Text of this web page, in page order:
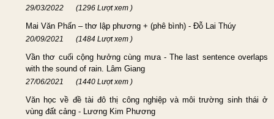
29/03/2022 (1296 Lượt xem )
Mai Văn Phấn – thơ lập phương + (phê bình) - Đỗ Lai Thúy
20/09/2021 (1484 Lượt xem )
Vần thơ cuối cộng hưởng cùng mưa - The last sentence overlaps
with the sound of rain. Lâm Giang
27/06/2021 (1440 Lượt xem )
Văn học về đề tài đô thị công nghiệp và môi trường sinh thái ở
vùng đất cảng - Lương Kim Phương